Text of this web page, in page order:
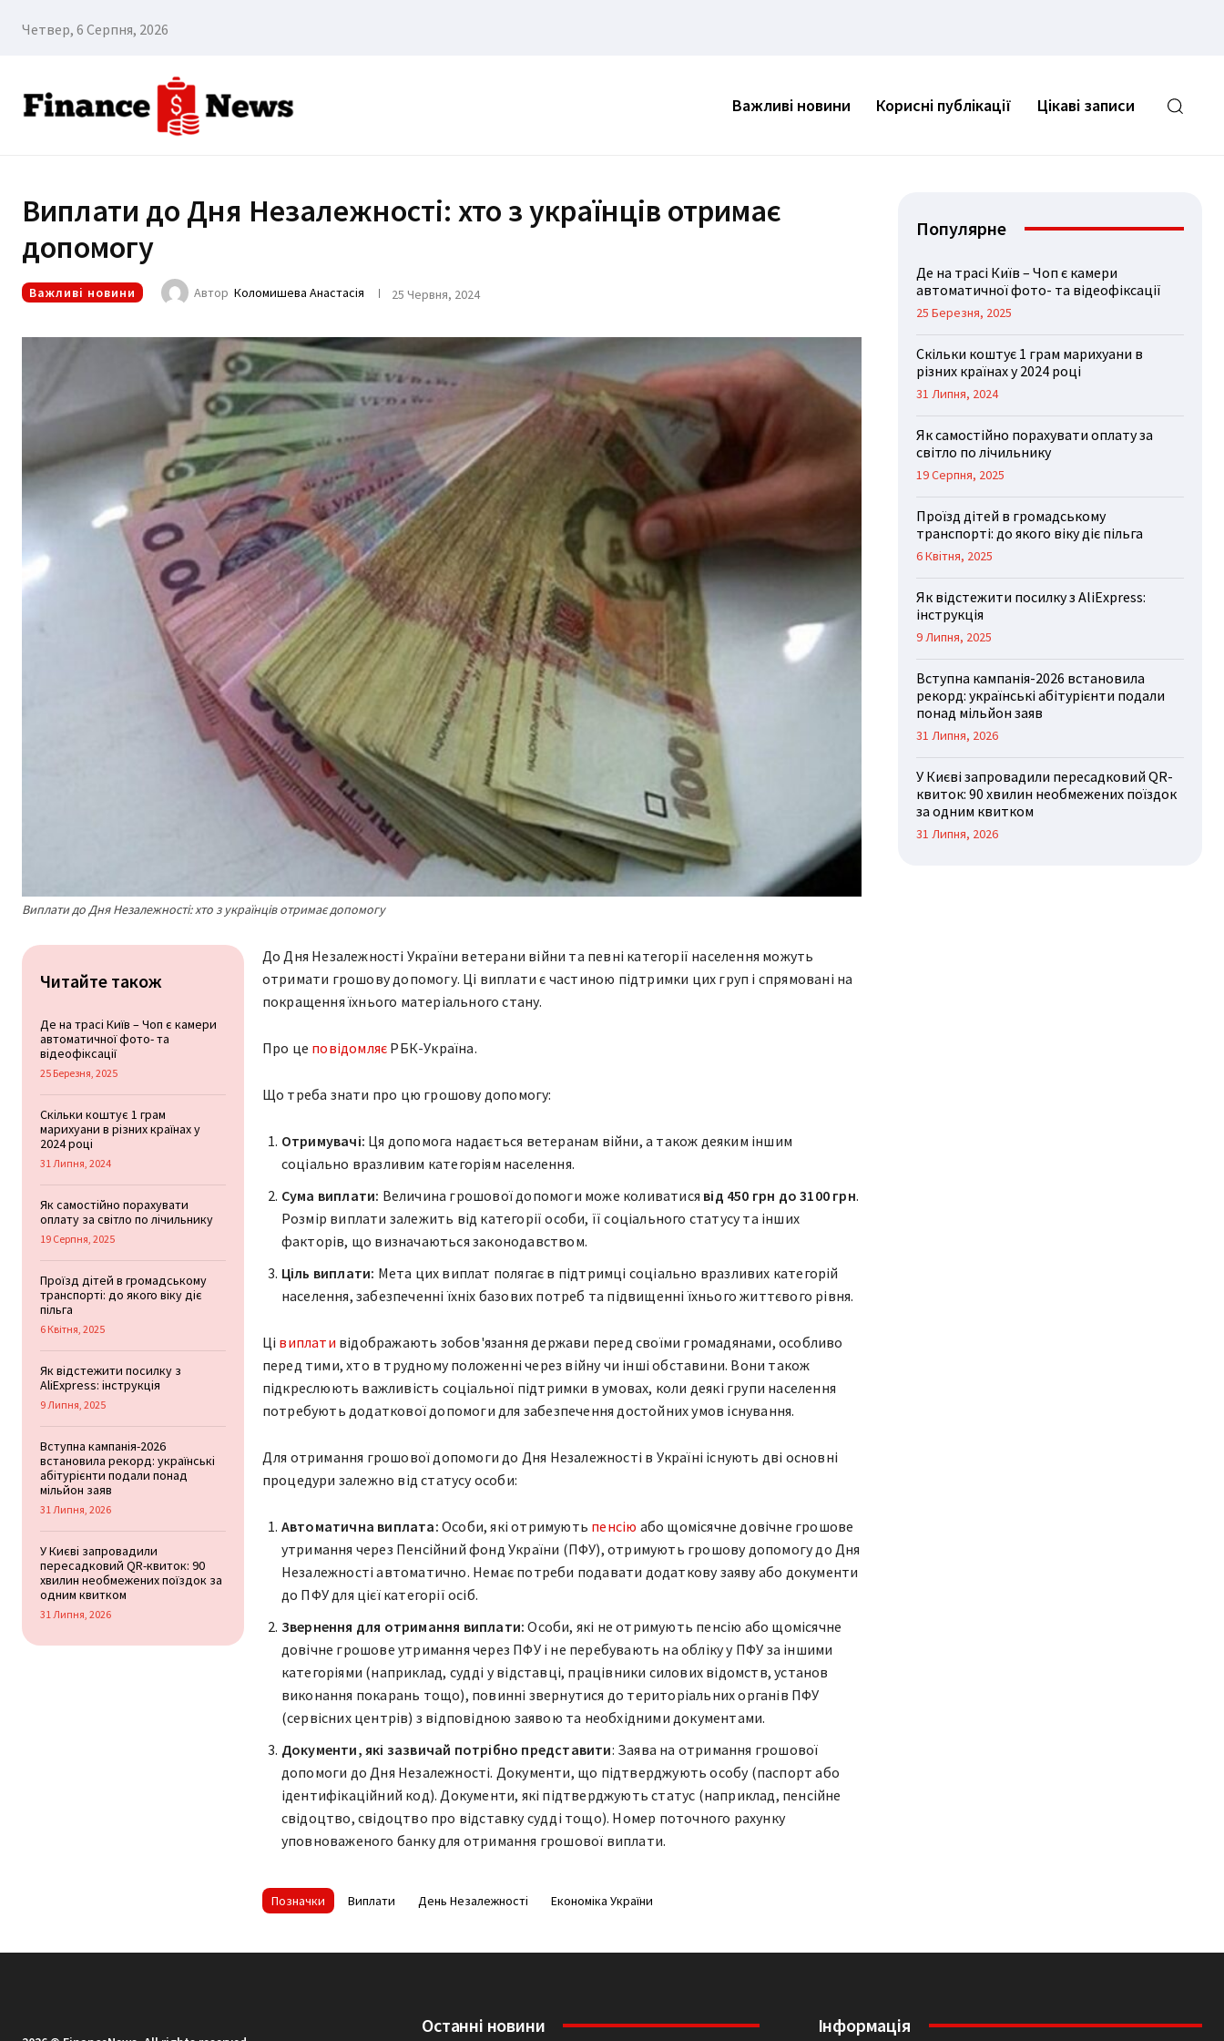
Четвер, 6 Серпня, 2026
Важливі новини Корисні публікації Цікаві записи
Виплати до Дня Незалежності: хто з українців отримає
допомогу
Важливі новини Автор Коломишева Анастасія 25 Червня, 2024
Виплати до Дня Незалежності: хто з українців отримає допомогу
Читайте також
Де на трасі Київ – Чоп є камери
автоматичної фото- та
відеофіксації
25 Березня, 2025
Скільки коштує 1 грам
марихуани в різних країнах у
2024 році
31 Липня, 2024
Як самостійно порахувати
оплату за світло по лічильнику
19 Серпня, 2025
Проїзд дітей в громадському
транспорті: до якого віку діє
пільга
6 Квітня, 2025
Як відстежити посилку з
AliExpress: інструкція
9 Липня, 2025
Вступна кампанія-2026
встановила рекорд: українські
абітурієнти подали понад
мільйон заяв
31 Липня, 2026
У Києві запровадили
пересадковий QR-квиток: 90
хвилин необмежених поїздок за
одним квитком
31 Липня, 2026
До Дня Незалежності України ветерани війни та певні категорії населення можуть
отримати грошову допомогу. Ці виплати є частиною підтримки цих груп і спрямовані на
покращення їхнього матеріального стану.
Про це повідомляє РБК-Україна.
Що треба знати про цю грошову допомогу:
Отримувачі: Ця допомога надається ветеранам війни, а також деяким іншим
соціально вразливим категоріям населення.
Сума виплати: Величина грошової допомоги може коливатися від 450 грн до 3100 грн.
Розмір виплати залежить від категорії особи, її соціального статусу та інших
факторів, що визначаються законодавством.
Ціль виплати: Мета цих виплат полягає в підтримці соціально вразливих категорій
населення, забезпеченні їхніх базових потреб та підвищенні їхнього життєвого рівня.
Ці виплати відображають зобов'язання держави перед своїми громадянами, особливо
перед тими, хто в трудному положенні через війну чи інші обставини. Вони також
підкреслюють важливість соціальної підтримки в умовах, коли деякі групи населення
потребують додаткової допомоги для забезпечення достойних умов існування.
Для отримання грошової допомоги до Дня Незалежності в Україні існують дві основні
процедури залежно від статусу особи:
Автоматична виплата: Особи, які отримують пенсію або щомісячне довічне грошове
утримання через Пенсійний фонд України (ПФУ), отримують грошову допомогу до Дня
Незалежності автоматично. Немає потреби подавати додаткову заяву або документи
до ПФУ для цієї категорії осіб.
Звернення для отримання виплати: Особи, які не отримують пенсію або щомісячне
довічне грошове утримання через ПФУ і не перебувають на обліку у ПФУ за іншими
категоріями (наприклад, судді у відставці, працівники силових відомств, установ
виконання покарань тощо), повинні звернутися до територіальних органів ПФУ
(сервісних центрів) з відповідною заявою та необхідними документами.
Документи, які зазвичай потрібно представити: Заява на отримання грошової
допомоги до Дня Незалежності. Документи, що підтверджують особу (паспорт або
ідентифікаційний код). Документи, які підтверджують статус (наприклад, пенсійне
свідоцтво, свідоцтво про відставку судді тощо). Номер поточного рахунку
уповноваженого банку для отримання грошової виплати.
Позначки Виплати День Незалежності Економіка України
Популярне
Де на трасі Київ – Чоп є камери
автоматичної фото- та відеофіксації
25 Березня, 2025
Скільки коштує 1 грам марихуани в
різних країнах у 2024 році
31 Липня, 2024
Як самостійно порахувати оплату за
світло по лічильнику
19 Серпня, 2025
Проїзд дітей в громадському
транспорті: до якого віку діє пільга
6 Квітня, 2025
Як відстежити посилку з AliExpress:
інструкція
9 Липня, 2025
Вступна кампанія-2026 встановила
рекорд: українські абітурієнти подали
понад мільйон заяв
31 Липня, 2026
У Києві запровадили пересадковий QR-
квиток: 90 хвилин необмежених поїздок
за одним квитком
31 Липня, 2026
Останні новини Інформація